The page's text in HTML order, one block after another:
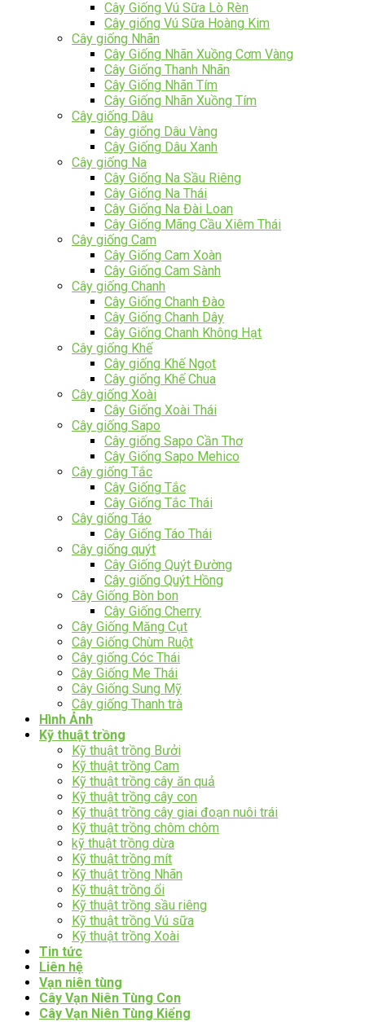
Cây Giống Vú Sữa Lò Rèn
Cây giống Vú Sữa Hoàng Kim
Cây giống Nhãn
Cây Giống Nhãn Xuồng Cơm Vàng
Cây Giống Thanh Nhãn
Cây Giống Nhãn Tím
Cây Giống Nhãn Xuồng Tím
Cây giống Dâu
Cây giống Dâu Vàng
Cây Giống Dâu Xanh
Cây giống Na
Cây Giống Na Sầu Riêng
Cây Giống Na Thái
Cây Giống Na Đài Loan
Cây Giống Mãng Cầu Xiêm Thái
Cây giống Cam
Cây Giống Cam Xoàn
Cây Giống Cam Sành
Cây giống Chanh
Cây Giống Chanh Đào
Cây Giống Chanh Dây
Cây Giống Chanh Không Hạt
Cây giống Khế
Cây giống Khế Ngọt
Cây giống Khế Chua
Cây giống Xoài
Cây Giống Xoài Thái
Cây giống Sapo
Cây giống Sapo Cần Thơ
Cây Giống Sapo Mehico
Cây giống Tắc
Cây Giống Tắc
Cây Giống Tắc Thái
Cây giống Táo
Cây Giống Táo Thái
Cây giống quýt
Cây Giống Quýt Đường
Cây giống Quýt Hồng
Cây Giống Bòn bon
Cây Giống Cherry
Cây Giống Măng Cụt
Cây Giống Chùm Ruột
Cây giống Cóc Thái
Cây Giống Me Thái
Cây Giống Sung Mỹ
Cây giống Thanh trà
Hình Ảnh
Kỹ thuật trồng
Kỹ thuật trồng Bưởi
Kỹ thuật trồng Cam
Kỹ thuật trồng cây ăn quả
Kỹ thuật trồng cây con
Kỹ thuật trồng cây giai đoạn nuôi trái
Kỹ thuật trồng chôm chôm
kỹ thuật trồng dừa
Kỹ thuật trồng mít
Kỹ thuật trồng Nhãn
Kỹ thuật trồng ổi
Kỹ thuật trồng sầu riêng
Kỹ thuật trồng Vú sữa
Kỹ thuật trồng Xoài
Tin tức
Liên hệ
Vạn niên tùng
Cây Vạn Niên Tùng Con
Cây Vạn Niên Tùng Kiểng